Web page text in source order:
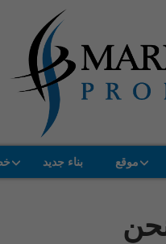
بناء جديد موقع